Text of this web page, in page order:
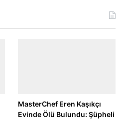
MasterChef Eren Kaşıkçı
Evinde Ölü Bulundu: Şüpheli